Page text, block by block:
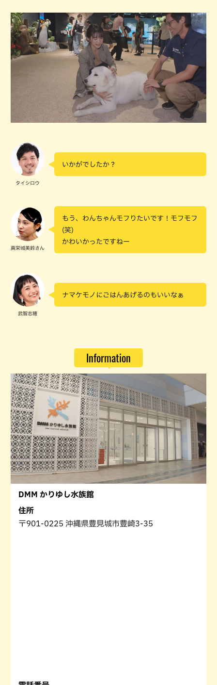
タイシロウ
いかがでしたか？
真栄城美鈴さん
もう、わんちゃんモフりたいです！モフモフ
(笑)
かわいかったですねー
武智志穂
ナマケモノにごはんあげるのもいいなぁ
Information
DMM かりゆし水族館
住所
〒901-0225 沖縄県豊見城市豊崎3-35